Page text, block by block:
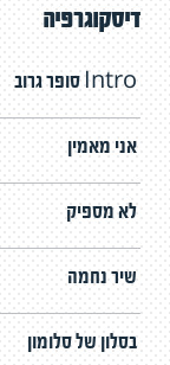
דיסקוגרפיה
סופר גרוב Intro
אני מאמין
לא מספיק
שיר נחמה
בסלון של סלומון